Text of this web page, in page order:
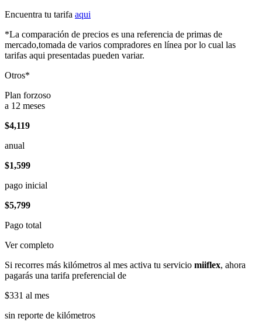
Encuentra tu tarifa aqui
*La comparación de precios es una referencia de primas de
mercado,tomada de varios compradores en línea por lo cual las
tarifas aqui presentadas pueden variar.
Otros*
Plan forzoso
a 12 meses
$4,119
anual
$1,599
pago inicial
$5,799
Pago total
Ver completo
Si recorres más kilómetros al mes activa tu servicio miiflex, ahora
pagarás una tarifa preferencial de
$331 al mes
sin reporte de kilómetros